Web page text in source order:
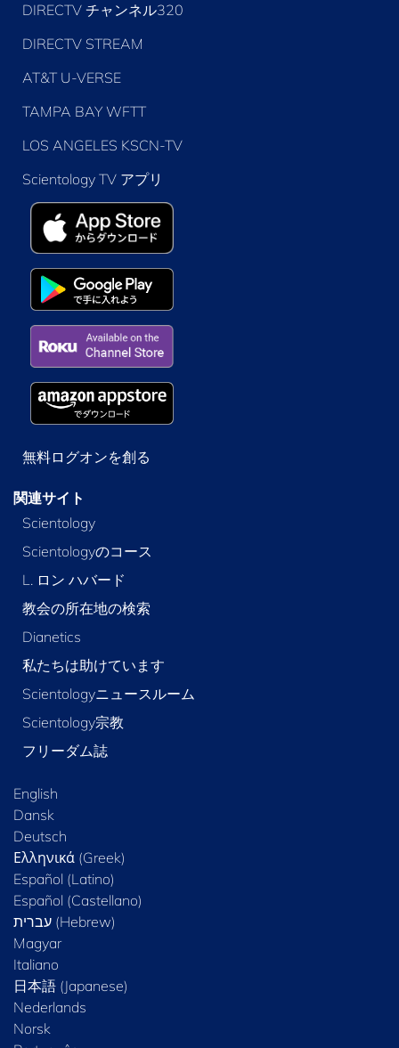
DIRECTV チャンネル320
DIRECTV STREAM
AT&T U-VERSE
TAMPA BAY WFTT
LOS ANGELES KSCN-TV
Scientology TV アプリ
無料ログオンを創る
関連サイト
Scientology
Scientologyのコース
L. ロン ハバード
教会の所在地の検索
Dianetics
私たちは助けています
Scientologyニュースルーム
Scientology宗教
フリーダム誌
English
Dansk
Deutsch
Ελληνικά (Greek)
Español (Latino)
Español (Castellano)
Magyar
Italiano
日本語 (Japanese)
Nederlands
Norsk